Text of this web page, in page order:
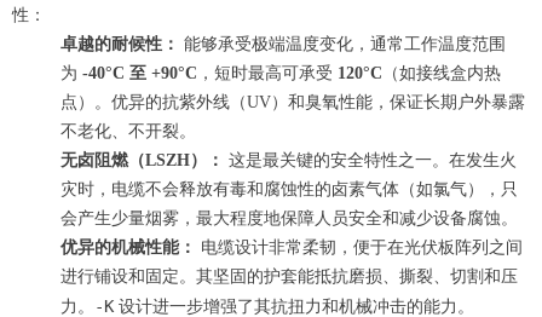
性：
卓越的耐候性： 能够承受极端温度变化，通常工作温度范围
为 -40°C 至 +90°C ，短时最高可承受 120°C （如接线盒内热
点）。优异的抗紫外线（UV）和臭氧性能，保证长期户外暴露
不老化、不开裂。
无卤阻燃（LSZH）： 这是最关键的安全特性之一。在发生火
灾时，电缆不会释放有毒和腐蚀性的卤素气体（如氯气），只
会产生少量烟雾，最大程度地保障人员安全和减少设备腐蚀。
优异的机械性能：
电缆设计非常柔韧，便于在光伏板阵列之间
进行铺设和固定。其坚固的护套能抵抗磨损、撕裂、切割和压
力。
-K 设计进一步增强了其抗扭力和机械冲击的能力。